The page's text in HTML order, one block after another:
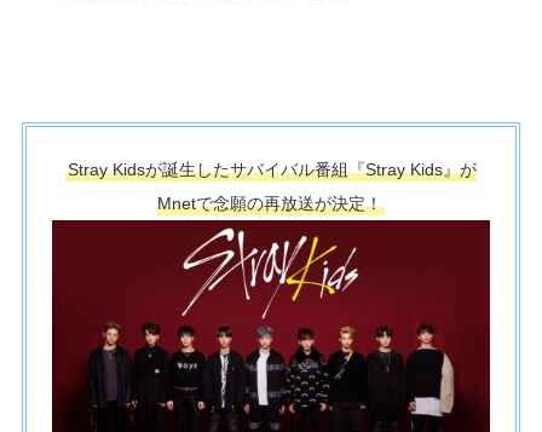
Stray Kidsが誕生したサバイバル番組『Stray Kids』が
Mnetで念願の再放送が決定！